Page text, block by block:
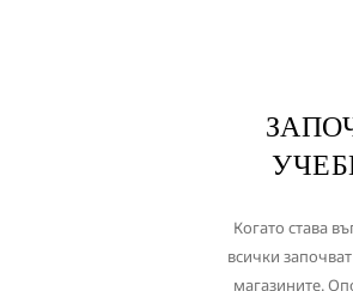
Когато става
всички
магазините.